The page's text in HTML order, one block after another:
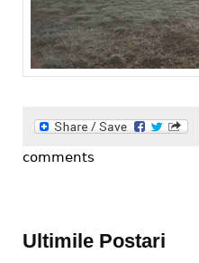
comments
Ultimile Postari